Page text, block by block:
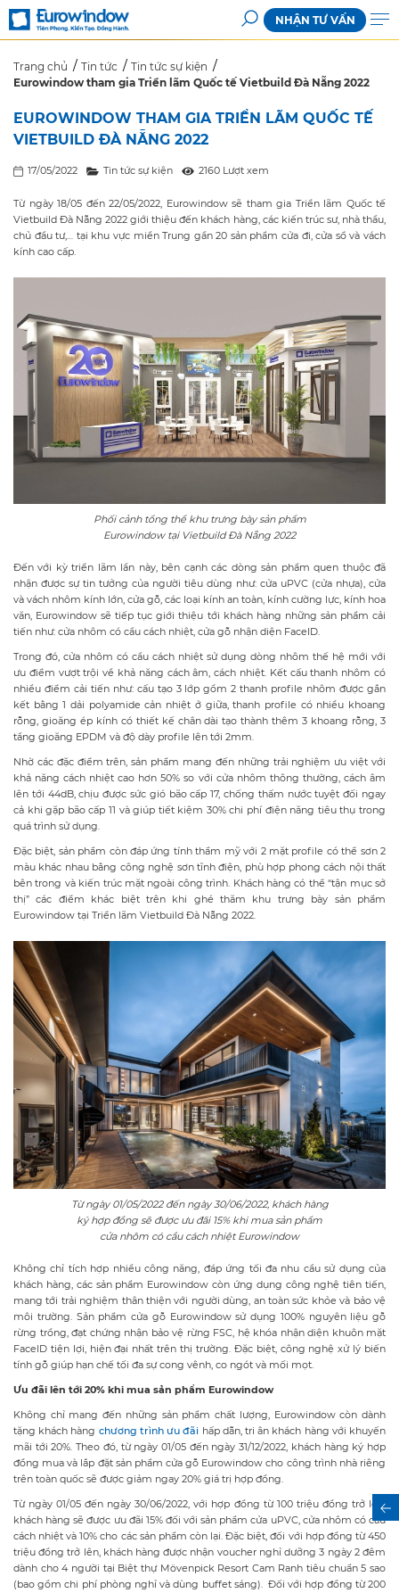
NHẬN TƯ VẤN
Trang chủ Tin tức
Tin tức sự kiện
Eurowindow tham gia Triển lãm Quốc tế Vietbuild Đà Nẵng 2022
EUROWINDOW THAM GIA TRIỂN LÃM QUỐC TẾ
VIETBUILD ĐÀ NẴNG 2022
17/05/2022 Tin tức sự kiện 2160 Lượt xem
Từ ngày 18/05 đến 22/05/2022, Eurowindow sẽ tham gia Triển lãm Quốc tế
Vietbuild Đà Nẵng 2022 giới thiệu đến khách hàng, các kiến trúc sư, nhà thầu,
chủ đầu tư,… tại khu vực miền Trung gần 20 sản phẩm cửa đi, cửa sổ và vách
kính cao cấp.
Phối cảnh tổng thể khu trưng bày sản phẩm
Eurowindow tại Vietbuild Đà Nẵng 2022
Đến với kỳ triển lãm lần này, bên cạnh các dòng sản phẩm quen thuộc đã
nhận được sự tin tưởng của người tiêu dùng như: cửa uPVC (cửa nhựa), cửa
và vách nhôm kính lớn, cửa gỗ, các loại kính an toàn, kính cường lực, kính hoa
văn, Eurowindow sẽ tiếp tục giới thiệu tới khách hàng những sản phẩm cải
tiến như: cửa nhôm có cầu cách nhiệt, cửa gỗ nhận diện FaceID.
Trong đó, cửa nhôm có cầu cách nhiệt sử dụng dòng nhôm thế hệ mới với
ưu điểm vượt trội về khả năng cách âm, cách nhiệt. Kết cấu thanh nhôm có
nhiều điểm cải tiến như: cấu tạo 3 lớp gồm 2 thanh profile nhôm được gắn
kết bằng 1 dải polyamide cản nhiệt ở giữa, thanh profile có nhiều khoang
rỗng, gioăng ép kính có thiết kế chân dài tạo thành thêm 3 khoang rỗng, 3
tầng gioăng EPDM và độ dày profile lên tới 2mm.
Nhờ các đặc điểm trên, sản phẩm mang đến những trải nghiệm ưu việt với
khả năng cách nhiệt cao hơn 50% so với cửa nhôm thông thường, cách âm
lên tới 44dB, chịu được sức gió bão cấp 17, chống thấm nước tuyệt đối ngay
cả khi gặp bão cấp 11 và giúp tiết kiệm 30% chi phí điện năng tiêu thụ trong
quá trình sử dụng.
Đặc biệt, sản phẩm còn đáp ứng tính thẩm mỹ với 2 mặt profile có thể sơn 2
màu khác nhau bằng công nghệ sơn tĩnh điện, phù hợp phong cách nội thất
bên trong và kiến trúc mặt ngoài công trình. Khách hàng có thể “tận mục sở
thị” các điểm khác biệt trên khi ghé thăm khu trưng bày sản phẩm
Eurowindow tại Triển lãm Vietbuild Đà Nẵng 2022.
Từ ngày 01/05/2022 đến ngày 30/06/2022, khách hàng
ký hợp đồng sẽ được ưu đãi 15% khi mua sản phẩm
cửa nhôm có cầu cách nhiệt Eurowindow
Không chỉ tích hợp nhiều công năng, đáp ứng tối đa nhu cầu sử dụng của
khách hàng, các sản phẩm Eurowindow còn ứng dụng công nghệ tiên tiến,
mang tới trải nghiệm thân thiện với người dùng, an toàn sức khỏe và bảo vệ
môi trường. Sản phẩm cửa gỗ Eurowindow sử dụng 100% nguyên liệu gỗ
rừng trồng, đạt chứng nhận bảo vệ rừng FSC, hệ khóa nhận diện khuôn mặt
FaceID tiện lợi, hiện đại nhất trên thị trường. Đặc biệt, công nghệ xử lý biến
tính gỗ giúp hạn chế tối đa sự cong vênh, co ngót và mối mọt.
Ưu đãi lên tới 20% khi mua sản phẩm Eurowindow
Không chỉ mang đến những sản phẩm chất lượng, Eurowindow còn dành
tặng khách hàng chương trình ưu đãi hấp dẫn, tri ân khách hàng với khuyến
mãi tới 20%. Theo đó, từ ngày 01/05 đến ngày 31/12/2022, khách hàng ký hợp
đồng mua và lắp đặt sản phẩm cửa gỗ Eurowindow cho công trình nhà riêng
trên toàn quốc sẽ được giảm ngay 20% giá trị hợp đồng.
Từ ngày 01/05 đến ngày 30/06/2022, với hợp đồng từ 100 triệu đồng trở lên,
khách hàng sẽ được ưu đãi 15% đối với sản phẩm cửa uPVC, cửa nhôm có cầu
cách nhiệt và 10% cho các sản phẩm còn lại. Đặc biệt, đối với hợp đồng từ 450
triệu đồng trở lên, khách hàng được nhận voucher nghỉ dưỡng 3 ngày 2 đêm
dành cho 4 người tại Biệt thự Mövenpick Resort Cam Ranh tiêu chuẩn 5 sao
(bao gồm chi phí phòng nghỉ và dùng buffet sáng). Đối với hợp đồng từ 200